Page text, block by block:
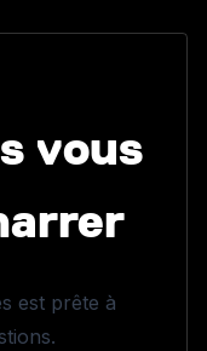
vous
est prête à